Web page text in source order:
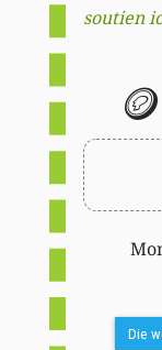
soutien
🪙
Die